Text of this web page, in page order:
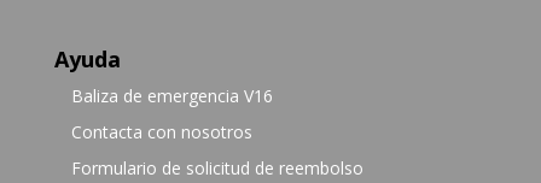
Ayuda
Baliza de emergencia V16
Contacta con nosotros
Formulario de solicitud de reembolso